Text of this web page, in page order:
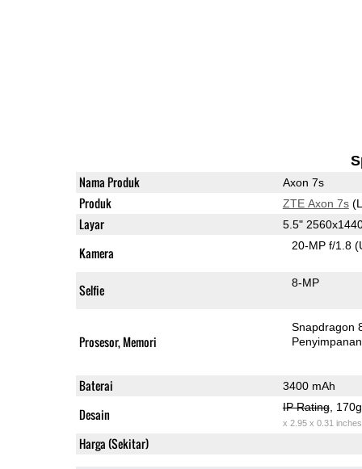
Nama Produk Axon 7s
Produk ZTE Axon 7s
Layar 5.5"
Kamera 20-MP f/1.8
Selfie 8-MP
Prosesor, Memori
Snapdragon
Penyimpanan
Baterai 3400 mAh
Desain IP Rating,
x 2.95 x 0.31
Harga (Sekitar)